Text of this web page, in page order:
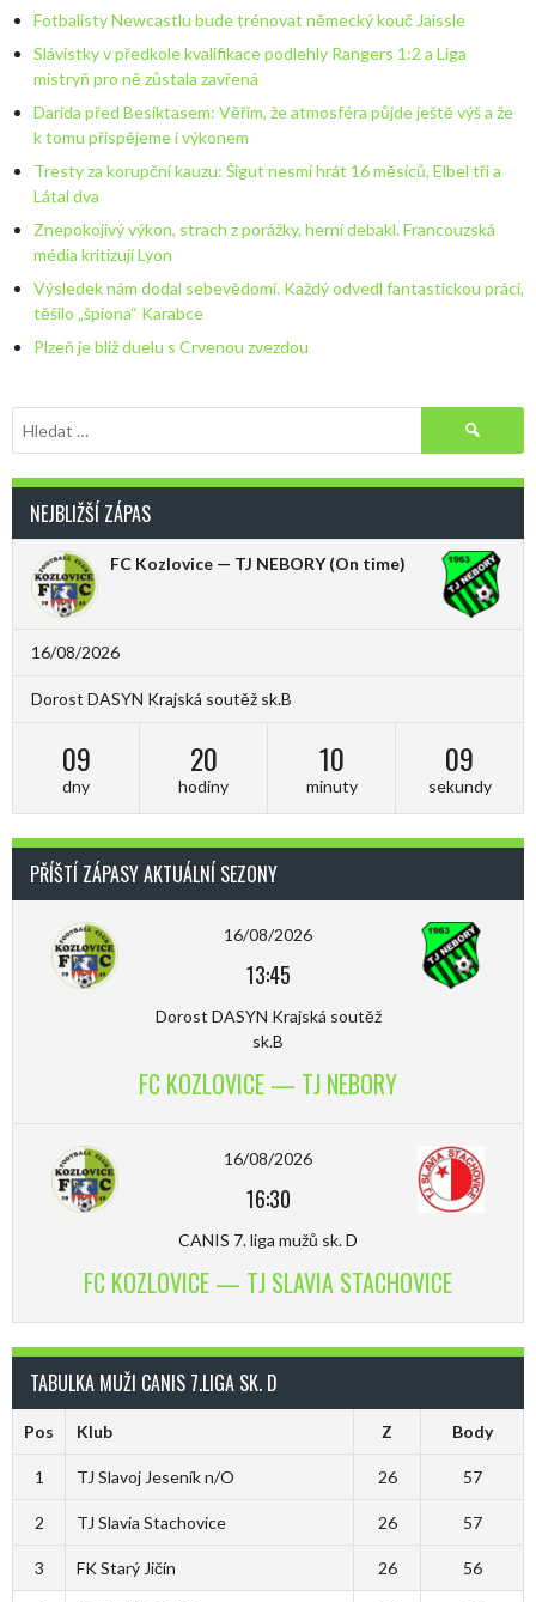
Fotbalisty Newcastlu bude trénovat německý kouč Jaissle
Slávistky v předkole kvalifikace podlehly Rangers 1:2 a Liga
mistryň pro ně zůstala zavřená
Darida před Besiktasem: Věřím, že atmosféra půjde ještě výš a že
k tomu přispějeme i výkonem
Tresty za korupční kauzu: Šigut nesmí hrát 16 měsíců, Elbel tři a
Látal dva
Znepokojivý výkon, strach z porážky, herní debakl. Francouzská
média kritizují Lyon
Výsledek nám dodal sebevědomí. Každý odvedl fantastickou práci,
těšilo „špiona“ Karabce
Plzeň je blíž duelu s Crvenou zvezdou
Vyhledávání
NEJBLIŽŠÍ ZÁPAS
FC Kozlovice — TJ NEBORY(On time)
16/08/2026
Dorost DASYN Krajská soutěž sk.B
09
dny
20
hodiny
10
minuty
09
sekundy
PŘÍŠTÍ ZÁPASY AKTUÁLNÍ SEZONY
16/08/2026
13:45
Dorost DASYN Krajská soutěž
sk.B
FC KOZLOVICE — TJ NEBORY
16/08/2026
16:30
CANIS 7. liga mužů sk. D
FC KOZLOVICE — TJ SLAVIA STACHOVICE
TABULKA MUŽI CANIS 7.LIGA SK. D
Pos Klub Z Body
1 TJ Slavoj Jeseník n/O 26 57
2 TJ Slavia Stachovice 26 57
3 FK Starý Jičín 26 56